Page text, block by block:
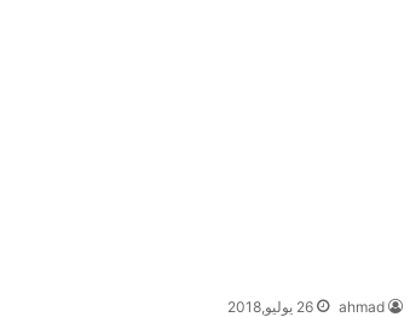
ahmad 26 يوليو,2018